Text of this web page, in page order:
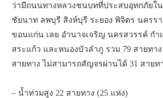
ว่ามีถนนทางหลวงชนบทที่ประสบอุทกภัยใ
ชัยนาท ลพบุรี สิงห์บุรี ระยอง พิจิตร นครร
ขอนแก่น เลย อำนาจเจริญ นครสวรรค์ กำ
สระแก้ว และหนองบัวลำภู รวม 79 สายทา
สายทาง ไม่สามารถสัญจรผ่านได้ 31 สายท
– น้ำท่วมสูง 22 สายทาง (25 แห่ง)